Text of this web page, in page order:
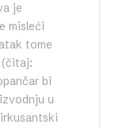
je
misleći
tome
(čitaj:
bi
u